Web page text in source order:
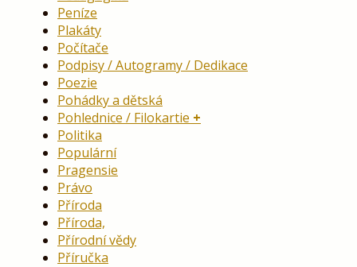
Peníze
Plakáty
Počítače
Podpisy / Autogramy / Dedikace
Poezie
Pohádky a dětská
Pohlednice / Filokartie
Politika
Populární
Pragensie
Právo
Příroda
Příroda,
Přírodní vědy
Příručka